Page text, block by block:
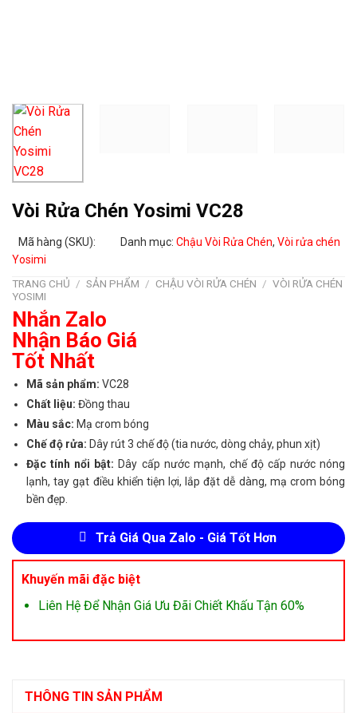
Vòi Rửa Chén Yosimi VC28
Mã hàng (SKU): Danh mục: Chậu Vòi Rửa Chén, Vòi rửa chén
Yosimi
TRANG CHỦ / SẢN PHẨM / CHẬU VÒI RỬA CHÉN / VÒI RỬA CHÉN
YOSIMI
Nhắn Zalo
Nhận Báo Giá
Tốt Nhất
Mã sản phẩm: VC28
Chất liệu: Đồng thau
Màu sắc: Mạ crom bóng
Chế độ rửa: Dây rút 3 chế độ (tia nước, dòng chảy, phun xịt)
Đặc tính nổi bật: Dây cấp nước mạnh, chế độ cấp nước nóng
lạnh, tay gạt điều khiển tiện lợi, lắp đặt dễ dàng, mạ crom bóng
bền đẹp.
Trả Giá Qua Zalo - Giá Tốt Hơn
Khuyến mãi đặc biệt
Liên Hệ Để Nhận Giá Ưu Đãi Chiết Khấu Tận 60%
THÔNG TIN SẢN PHẨM